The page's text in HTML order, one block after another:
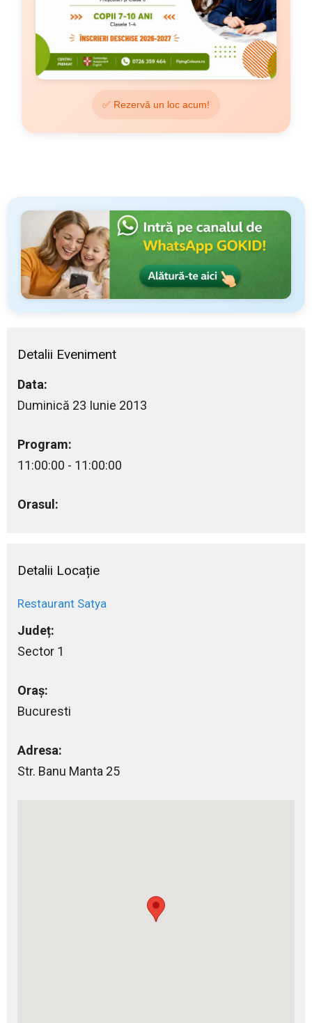
✅ Rezervă un loc acum!
Detalii Eveniment
Data:
Duminică 23 Iunie 2013
Program:
11:00:00 - 11:00:00
Orasul:
Detalii Locație
Restaurant Satya
Județ:
Sector 1
Oraș:
Bucuresti
Adresa:
Str. Banu Manta 25